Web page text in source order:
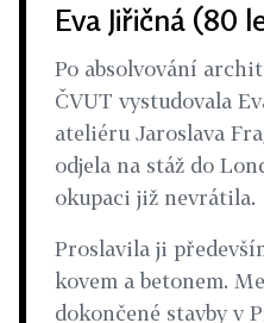
Eva Jiřičná (80
Po absolvování
ČVUT vystudovala
ateliéru Jaroslava
odjela na stáž do
okupaci již nevrátila.
Proslavila ji
kovem a betonem.
dokončené stavby v